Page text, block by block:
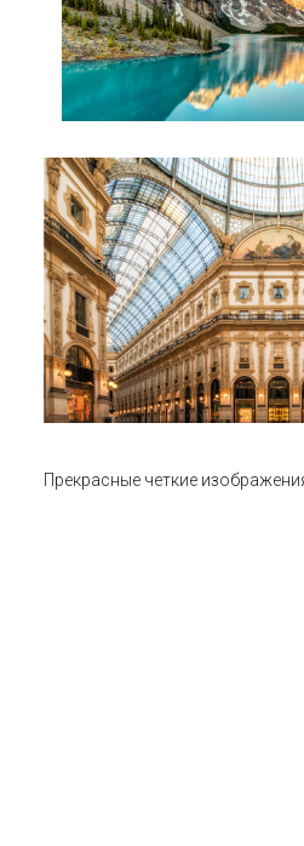
Прекрасные четкие